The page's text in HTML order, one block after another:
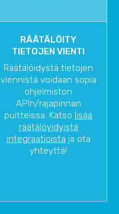
RÄÄTÄLÖITY
TIETOJEN VIENTI
Räätälöidystä tietojen
viennistä voidaan sopia
ohjelmiston
APIn/rajapinnan
puitteissa. Katso lisää
räätälöyidyistä
integraatioista ja ota
yhteyttä!